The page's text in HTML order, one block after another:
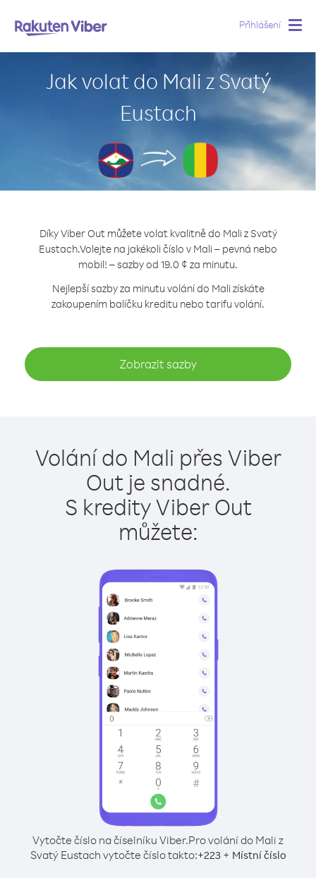
Přihlášení
Jak volat do Mali z Svatý
Eustach
Díky Viber Out můžete volat kvalitně do Mali z Svatý
Eustach.Volejte na jakékoli číslo v Mali – pevná nebo
mobil! – sazby od 19.0 ¢ za minutu.
Nejlepší sazby za minutu volání do Mali získáte
zakoupením balíčku kreditu nebo tarifu volání.
Zobrazit sazby
Volání do Mali přes Viber
Out je snadné.
S kredity Viber Out
můžete:
Vytočte číslo na číselníku Viber.Pro volání do Mali z
Svatý Eustach vytočte číslo takto:+223+ Místní číslo